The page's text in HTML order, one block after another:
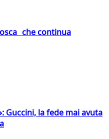
che continua
Guccini, la fede mai avuta